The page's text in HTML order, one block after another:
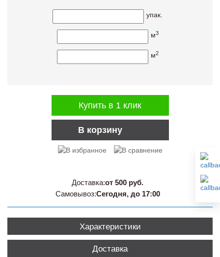
упак.
м3
м2
В корзину
Купить в 1 клик
Доставка:от 500 руб.
Самовывоз:Сегодня, до 17:00
Характеристики
Доставка